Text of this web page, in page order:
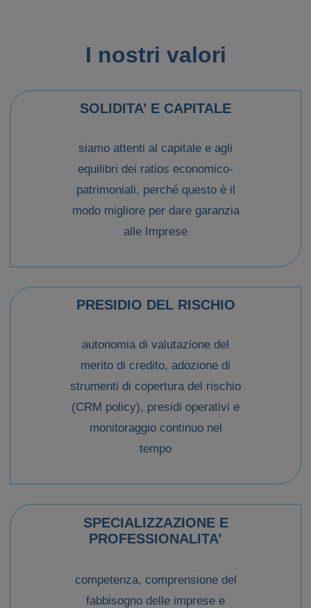
I nostri valori
SOLIDITA’ E CAPITALE
siamo attenti al capitale e agli
equilibri dei ratios economico-
patrimoniali, perché questo è il
modo migliore per dare garanzia
alle Imprese
PRESIDIO DEL RISCHIO
autonomia di valutazione del
merito di credito, adozione di
strumenti di copertura del rischio
(CRM policy), presidi operativi e
monitoraggio continuo nel
tempo
SPECIALIZZAZIONE E
PROFESSIONALITA’
competenza, comprensione del
fabbisogno delle imprese e